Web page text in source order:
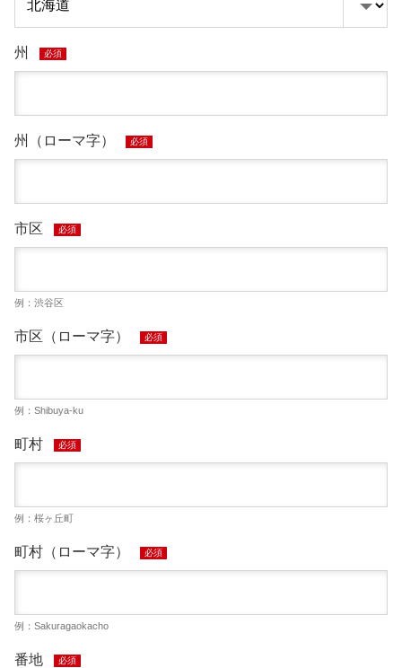
州 必須
州（ローマ字） 必須
市区 必須
例：渋谷区
市区（ローマ字） 必須
例：Shibuya-ku
町村 必須
例：桜ヶ丘町
町村（ローマ字） 必須
例：Sakuragaokacho
番地 必須